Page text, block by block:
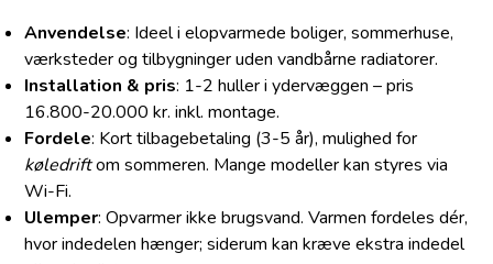
Anvendelse: Ideel i elopvarmede boliger, sommerhuse,
værksteder og tilbygninger uden vandbårne radiatorer.
Installation & pris: 1-2 huller i ydervæggen – pris
16.800-20.000 kr. inkl. montage.
Fordele: Kort tilbagebetaling (3-5 år), mulighed for
køledriftom sommeren. Mange modeller kan styres via
Wi-Fi.
Ulemper: Opvarmer ikke brugsvand. Varmen fordeles dér,
hvor indedelen hænger; side­rum kan kræve ekstra indedel